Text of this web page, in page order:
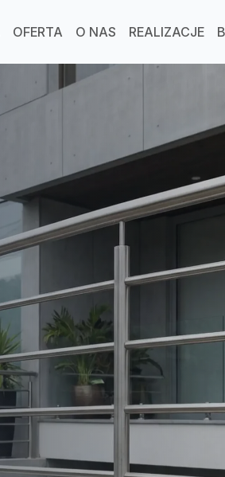
OFERTA O NAS REALIZACJE